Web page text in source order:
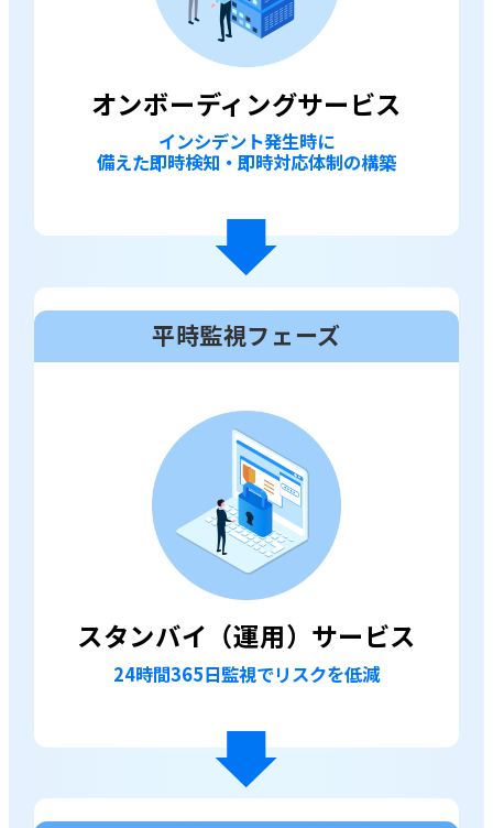
オンボーディングサービス
インシデント発生時に
備えた即時検知・即時対応体制の構築
平時監視フェーズ
スタンバイ（運用） サービス
24時間365日監視でリスクを低減